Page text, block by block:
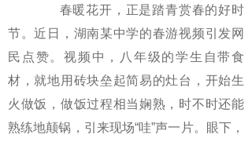
春暖花开，正是踏青赏春的好时
节。近日，湖南某中学的春游视频引发网
民点赞。视频中，八年级的学生自带食
材，就地用砖块垒起简易的灶台，开始生
火做饭，做饭过程相当娴熟，时不时还能
熟练地颠锅，引来现场“哇”声一片。眼下，